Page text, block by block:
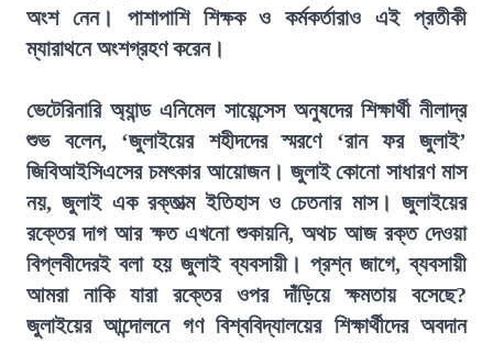
অংশ নেন। পাশাপাশি শিক্ষক ও কর্মকর্তারাও এই প্রতীকী
ম্যারাথনে অংশগ্রহণ করেন।
ভেটেরিনারি অ্যান্ড এনিমেল সায়েন্সেস অনুষদের শিক্ষার্থী নীলাদ্র
শুভ বলেন, ‘জুলাইয়ের শহীদদের স্মরণে ‘রান ফর জুলাই’
জিবিআইসিএসের চমৎকার আয়োজন। জুলাই কোনো সাধারণ মাস
নয়, জুলাই এক রক্তাত্ম ইতিহাস ও চেতনার মাস। জুলাইয়ের
রক্তের দাগ আর ক্ষত এখনো শুকায়নি, অথচ আজ রক্ত দেওয়া
বিপ্লবীদেরই বলা হয় জুলাই ব্যবসায়ী। প্রশ্ন জাগে, ব্যবসায়ী
আমরা নাকি যারা রক্তের ওপর দাঁড়িয়ে ক্ষমতায় বসেছে?
জুলাইয়ের আন্দোলনে গণ বিশ্ববিদ্যালয়ের শিক্ষার্থীদের অবদান